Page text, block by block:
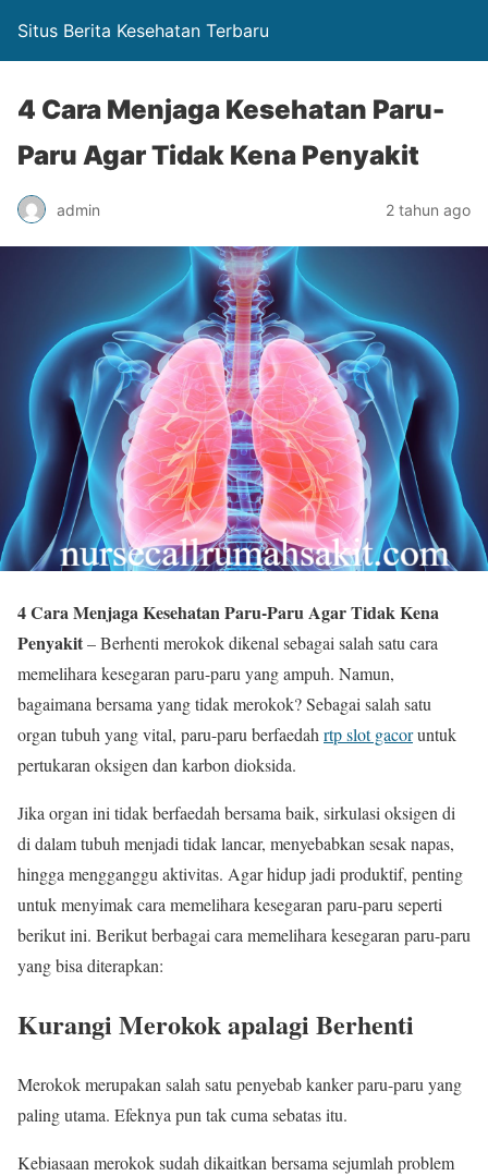
Situs Berita Kesehatan Terbaru
4 Cara Menjaga Kesehatan Paru-
Paru Agar Tidak Kena Penyakit
admin 2 tahun ago
4 Cara Menjaga Kesehatan Paru-Paru Agar Tidak Kena
Penyakit– Berhenti merokok dikenal sebagai salah satu cara
memelihara kesegaran paru-paru yang ampuh. Namun,
bagaimana bersama yang tidak merokok? Sebagai salah satu
organ tubuh yang vital, paru-paru berfaedah rtp slot gacoruntuk
pertukaran oksigen dan karbon dioksida.
Jika organ ini tidak berfaedah bersama baik, sirkulasi oksigen di
di dalam tubuh menjadi tidak lancar, menyebabkan sesak napas,
hingga mengganggu aktivitas. Agar hidup jadi produktif, penting
untuk menyimak cara memelihara kesegaran paru-paru seperti
berikut ini. Berikut berbagai cara memelihara kesegaran paru-paru
yang bisa diterapkan:
Kurangi Merokok apalagi Berhenti
Merokok merupakan salah satu penyebab kanker paru-paru yang
paling utama. Efeknya pun tak cuma sebatas itu.
Kebiasaan merokok sudah dikaitkan bersama sejumlah problem